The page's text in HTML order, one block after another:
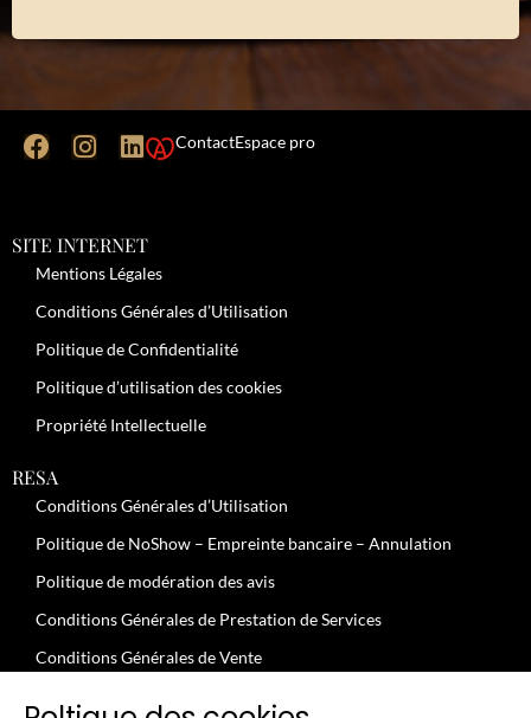
ContactEspace pro
SITE INTERNET
Mentions Légales
Conditions Générales d’Utilisation
Politique de Confidentialité
Politique d’utilisation des cookies
Propriété Intellectuelle
RESA
Conditions Générales d’Utilisation
Politique de NoShow – Empreinte bancaire – Annulation
Politique de modération des avis
Conditions Générales de Prestation de Services
Conditions Générales de Vente
JOBS